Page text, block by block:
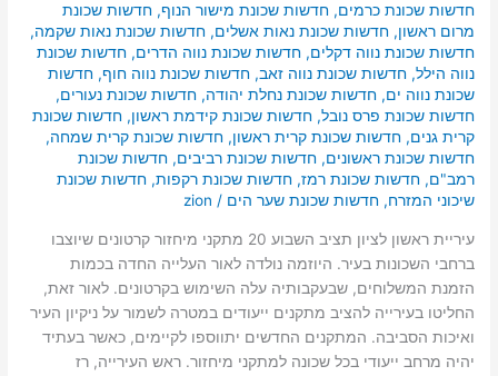
חדשות שכונת כרמים,חדשות שכונת מישור הנוף,חדשות שכונת
מרום ראשון,חדשות שכונת נאות אשלים,חדשות שכונת נאות שקמה,
חדשות שכונת נווה דקלים,חדשות שכונת נווה הדרים,חדשות שכונת
נווה הילל,חדשות שכונת נווה זאב,חדשות שכונת נווה חוף,חדשות
שכונת נווה ים,חדשות שכונת נחלת יהודה,חדשות שכונת נעורים,
חדשות שכונת פרס נובל,חדשות שכונת קידמת ראשון,חדשות שכונת
קרית גנים,חדשות שכונת קרית ראשון,חדשות שכונת קרית שמחה,
חדשות שכונת ראשונים,חדשות שכונת רביבים,חדשות שכונת
רמב"ם,חדשות שכונת רמז,חדשות שכונת רקפות,חדשות שכונת
שיכוני המזרח,חדשות שכונת שער הים /
zion
עיריית ראשון לציון תציב השבוע 20 מתקני מיחזור קרטונים שיוצבו
ברחבי השכונות בעיר. היוזמה נולדה לאור העלייה החדה בכמות
הזמנת המשלוחים, שבעקבותיה עלה השימוש בקרטונים. לאור זאת,
החליטו בעירייה להציב מתקנים ייעודים במטרה לשמור על ניקיון העיר
ואיכות הסביבה. המתקנים החדשים יתווספו לקיימים, כאשר בעתיד
יהיה מרחב ייעודי בכל שכונה למתקני מיחזור. ראש העירייה, רז